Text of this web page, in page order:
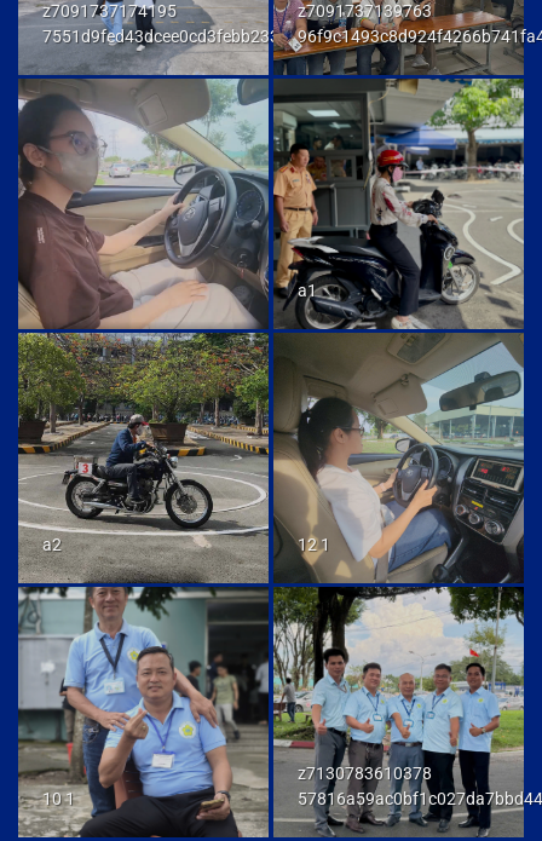
z7091737174195
7551d9fed43dcee0cd3febb233847292
z7091737139763
a1
a2 12 1
10 1
z7130783610378